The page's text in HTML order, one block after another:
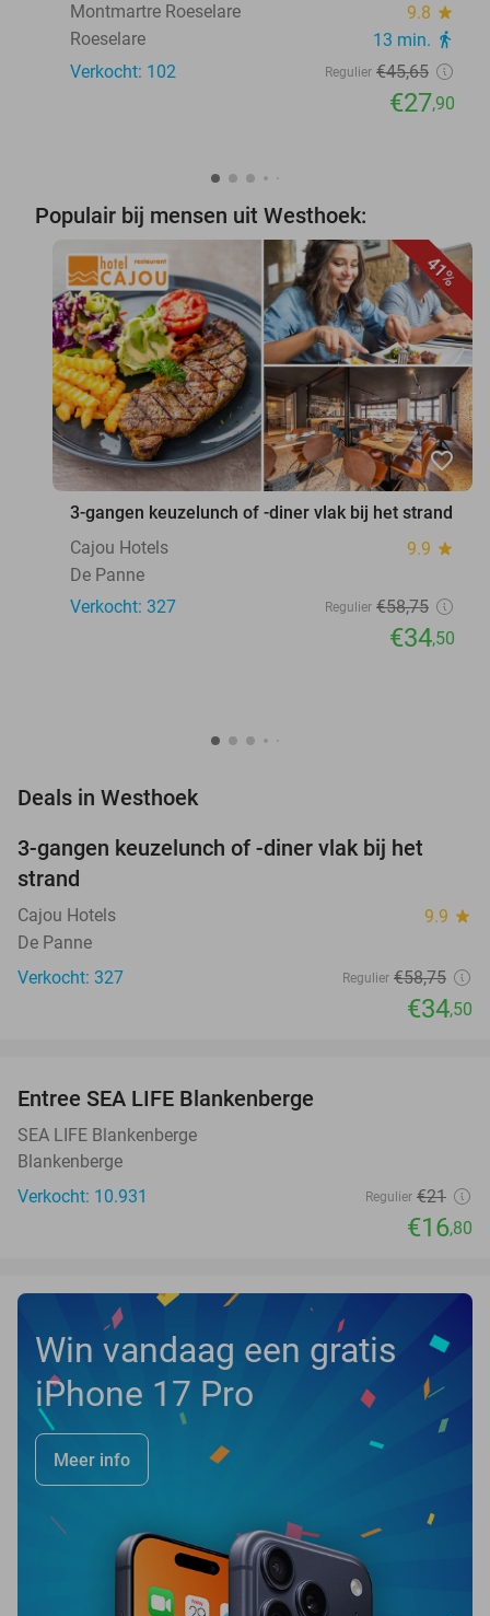
Montmartre Roeselare 9.8 star
Roeselare 13 min. directions_walk
Verkocht: 102 Regulier €45,65
€27,90
Populair bij mensen uit Westhoek:
41%
favorite_border
3-gangen keuzelunch of -diner vlak bij het strand
Cajou Hotels
9.9 star
De Panne
Verkocht: 327
Regulier €58,75
€34,50
Deals in Westhoek
3-gangen keuzelunch of -diner vlak bij het
strand
Cajou Hotels 9.9 star
De Panne
Verkocht: 327
Regulier €58,75
€34,50
Entree SEA LIFE Blankenberge
SEA LIFE Blankenberge
Blankenberge
Verkocht: 10.931
Regulier €21
€16,80
Win vandaag een gratis
iPhone 17 Pro
Meer info